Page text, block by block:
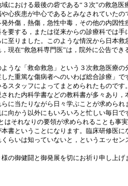
における最後の砦である“３次”の救急医
心疾患が中心であるとみなされていたの
外傷，熱傷，急性中毒，その他の内因性
要する，または従来からの診療科では手
至りました。このような情況から日本救
現在“救急科専門医”は，院外に公告でき
うな「救命救急」という３次救急医療の
た重篤な傷病者へのいわば総合診療」で
スタッフによってまとめられたものです
れた内科学書などの教科書が多々あり
に当たりながら日々学ぶことが求められ
向かう以外にもいろいろと忙しい毎日で
はそれなりの要領が求められることも事
書ということになります。臨床研修医に
らいは知っていないと，というエッセン
の御健闘と御発展を切にお祈り申し上げ